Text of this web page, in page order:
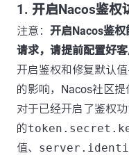
1. 开启Nacos鉴权
注意： 开启Nacos鉴
请求，请提前配置好
开启鉴权和修复默认
的影响，Nacos社区提
对于已经开启了鉴权
的
值、